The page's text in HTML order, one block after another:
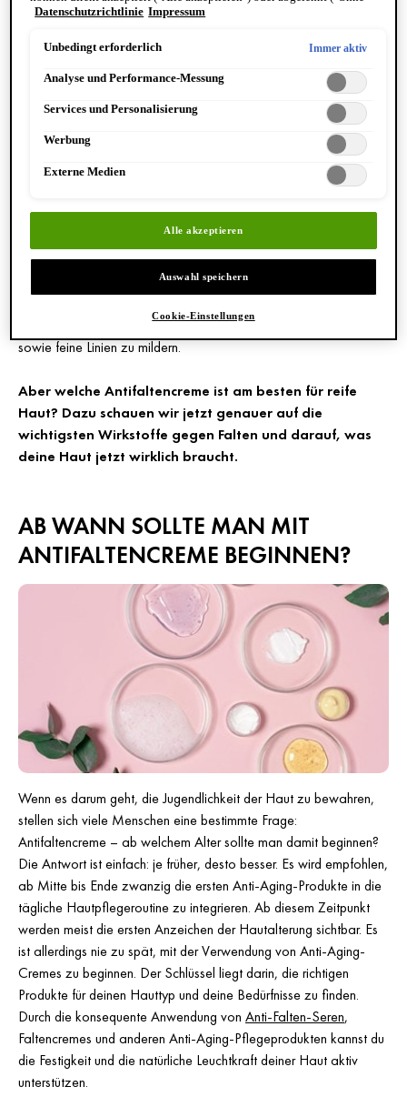
Wir werden älter – und das gilt auch für unsere Haut. Mit
zunehmendem Alter verliert sie langsam an Elastizität und
Kollagen,HyaluronundElastinlässt nach, was zur Entstehung
von Falten und feinen Linien sowie zu Trockenheit und
Straffheitsverlust führt. Häufig verliert die Haut ausserdem an
Strahlkraft, sodass der Teint müde und fahl wirkt. Ein
unregelmässig wirkender Hautton sowie die Entstehung von
Hautalterung. Zusätzlich beeinflussen schädliche
Umwelteinflüsse, dein individueller Lebensstil und deine Ernährung,
wie schnell dieser Prozess voranschreitet.Anti-Aging-
setzen genau an diesen Punkten an. Mit ihren speziellen
vorzubeugen, sie zu verlangsamen und bereits sichtbare Falten
sowie feine Linien zu mildern.
Aber welche Antifaltencreme ist am besten für reife
Haut? Dazu schauen wir jetzt genauer auf die
wichtigsten Wirkstoffe gegen Falten und darauf, was
deine Haut jetzt wirklich braucht.
AB WANN SOLLTE MAN MIT
ANTIFALTENCREME BEGINNEN?
Wenn es darum geht, die Jugendlichkeit der Haut zu bewahren,
stellen sich viele Menschen eine bestimmte Frage:
Antifaltencreme – ab welchem Alter sollte man damit beginnen?
Die Antwort ist einfach: je früher, desto besser. Es wird empfohlen,
ab Mitte bis Ende zwanzig die ersten Anti-Aging-Produkte in die
tägliche Hautpflegeroutine zu integrieren. Ab diesem Zeitpunkt
werden meist die ersten Anzeichen der Hautalterung sichtbar. Es
ist allerdings nie zu spät, mit der Verwendung von Anti-Aging-
Cremes zu beginnen. Der Schlüssel liegt darin, die richtigen
Produkte für deinen Hauttyp und deine Bedürfnisse zu finden.
Durch die konsequente Anwendung von Anti-Falten-Seren,
Faltencremes und anderen Anti-Aging-Pflegeprodukten kannst du
die Festigkeit und die natürliche Leuchtkraft deiner Haut aktiv
unterstützen.
Einwilligung fortfahren") werden. Individuelle Anpassungen der
speichern"). Die Auswahl kann jederzeit unter dem Link "Cookie-
Datenschutzinformationen.
Datenschutzrichtlinie Impressum
Unbedingt erforderlich Immer aktiv
Analyse und Performance-Messung
Services und Personalisierung
Werbung
Externe Medien
Alle akzeptieren
Auswahl speichern
Cookie-Einstellungen